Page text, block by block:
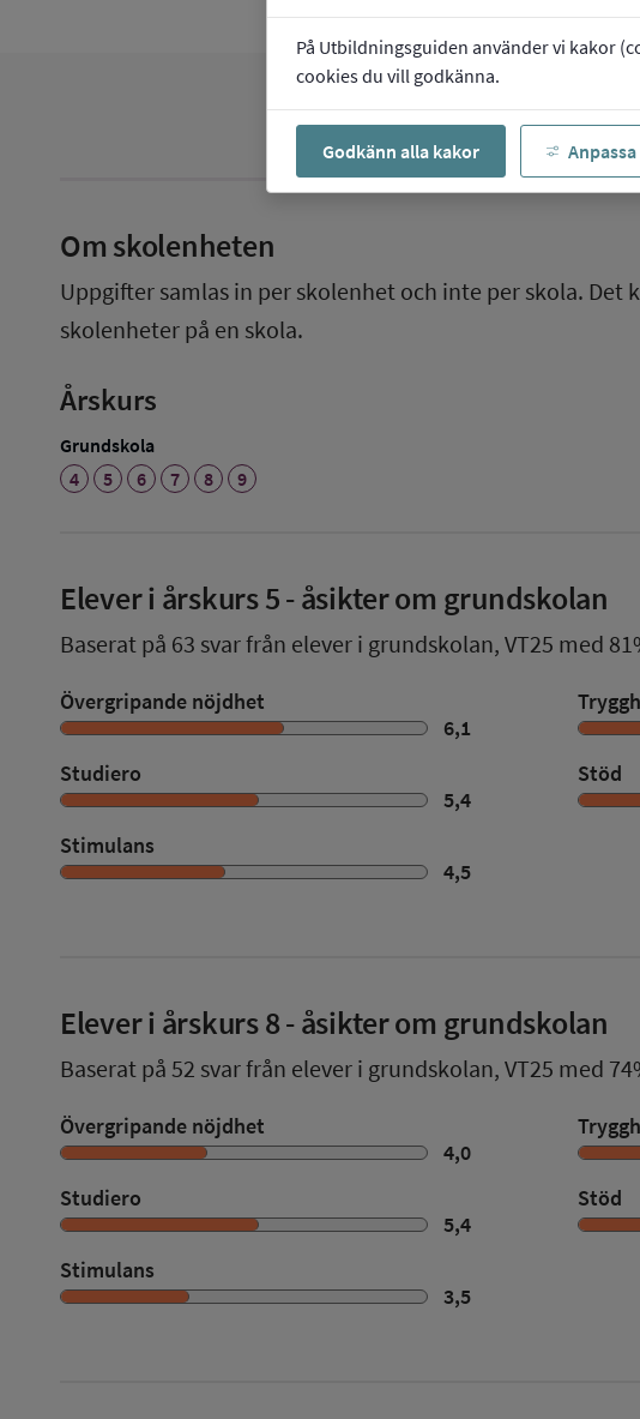
På Utbildningsguiden använder vi kakor
cookies du vill godkänna.
Godkänn alla kakor
Om skolenheten
Uppgifter samlas in per skolenhet och inte per skola. Det
skolenheter på en skola.
Årskurs
Grundskola
4
5 6 7 8 9
Elever i årskurs 5- åsikter om grundskolan
Baserat på 63 svar från elever i grundskolan, VT25 med
Övergripande nöjdhet
6,1
Studiero
5,4
Stöd
Stimulans
4,5
Elever i årskurs 8- åsikter om grundskolan
Baserat på 52 svar från elever i grundskolan, VT25 med
Övergripande nöjdhet
4,0
Studiero
5,4
Stöd
Stimulans
3,5